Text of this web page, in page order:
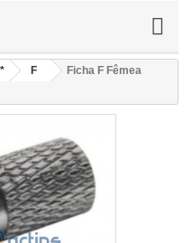
F
Ficha F Fêmea